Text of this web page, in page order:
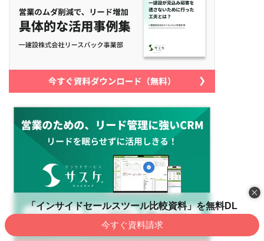
「インサイドセールスツール比較資料」を無料DL
今すぐ資料請求